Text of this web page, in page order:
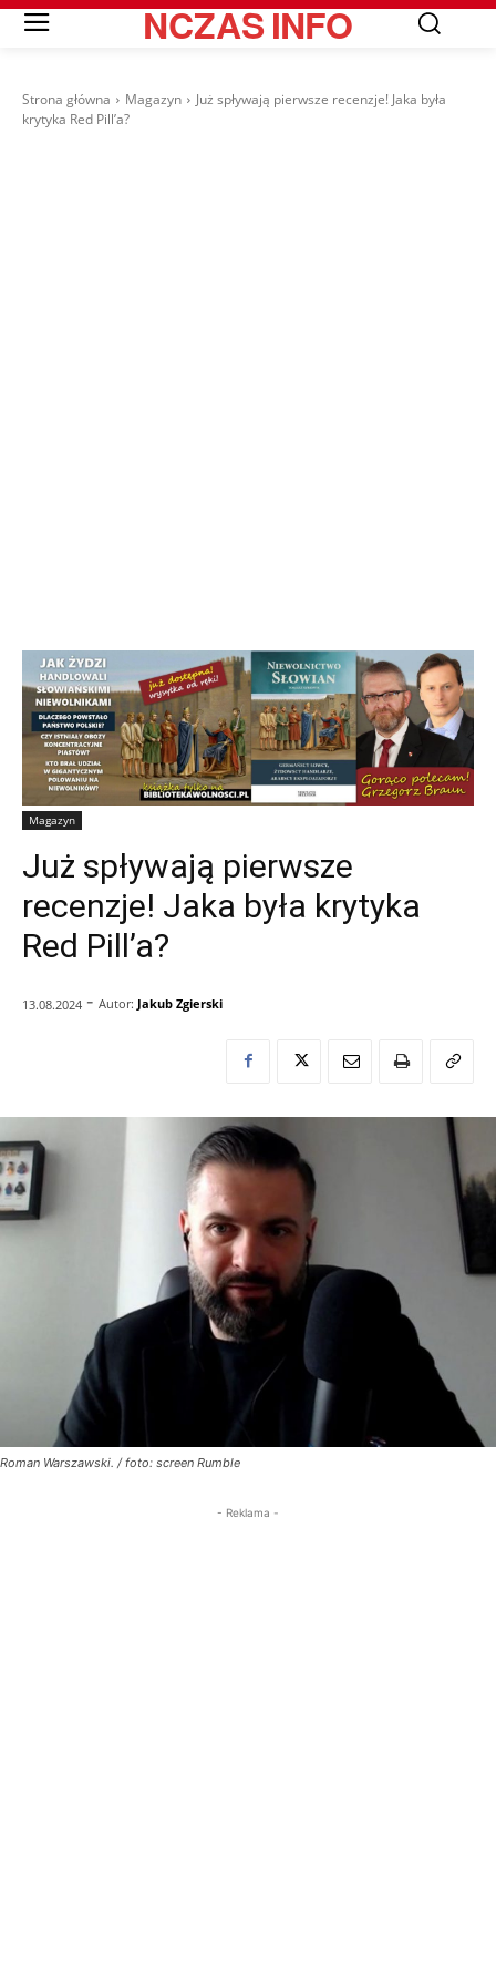
NCZASINFO
Strona główna Magazyn
Już spływają pierwsze recenzje! Jaka była
krytyka Red Pill’a?
Magazyn
Już spływają pierwsze
recenzje! Jaka była krytyka
Red Pill’a?
13.08.2024 - Autor: Jakub Zgierski
Roman Warszawski. / foto: screen Rumble
- Reklama -